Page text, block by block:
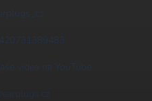
+420731389483
videa na YouTube